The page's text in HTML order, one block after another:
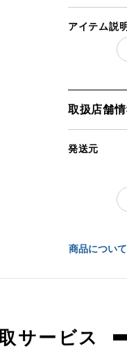
アイテム説明
Coleman
取扱店舗
発送元
商品につい
サービス